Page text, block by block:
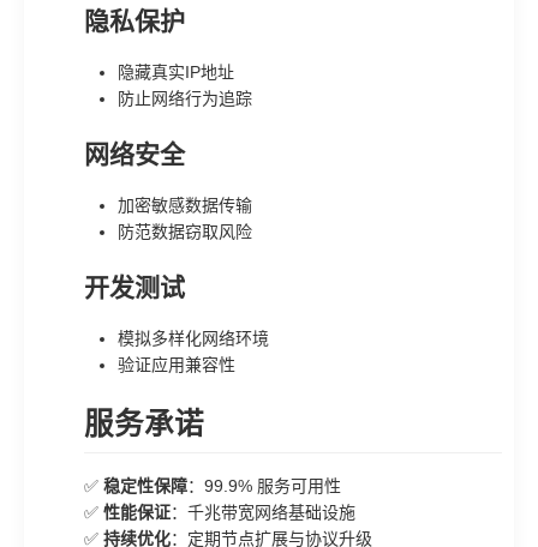
隐私保护
隐藏真实IP地址
防止网络行为追踪
网络安全
加密敏感数据传输
防范数据窃取风险
开发测试
模拟多样化网络环境
验证应用兼容性
服务承诺
✅ 稳定性保障：99.9% 服务可用性
✅ 性能保证：千兆带宽网络基础设施
✅ 持续优化：定期节点扩展与协议升级